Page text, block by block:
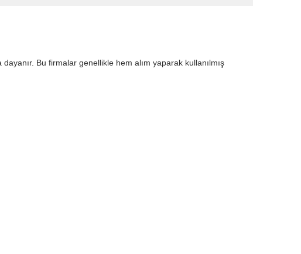
Bu firmalar genellikle hem alım yaparak kullanılmış